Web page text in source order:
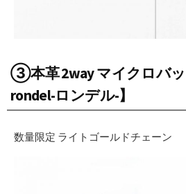
③本革 2way マイクロバッ
rondel-ロンデル-】
数量限定 ライトゴールドチェーン